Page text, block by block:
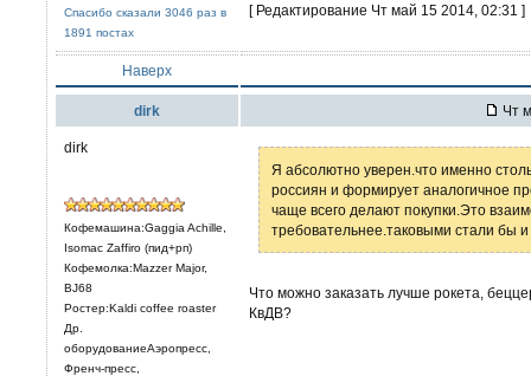
Спасибо сказали 3046 раз в
1891 постах
[ Редактирование Чт май 15 2014, 02:31 ]
Наверх
dirk Чт
dirk
Кофемашина:Gaggia Achille,
Isomac Zaffiro (пид+рп)
Кофемолка:Mazzer Major,
BJ68
Ростер:Kaldi coffee roaster
Др.
оборудованиеАэропресс,
Френч-пресс,
Я абсолютно уверен.что именно
россиян и формирует аналогичное
чаще всего делают покупки.Это
требовательнее.таковыми стали бы
Что можно заказать лучше рокета,
КвДВ?